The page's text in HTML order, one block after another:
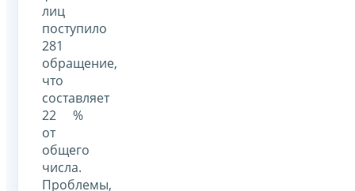
лиц
поступило
281
обращение,
что
составляет
22 %
от
общего
числа.
Проблемы,